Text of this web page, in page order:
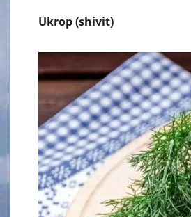
Ukrop (shivit)